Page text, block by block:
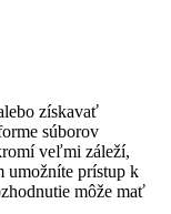
získavať
súborov
veľmi záleží,
umožníte prístup k
môže mať